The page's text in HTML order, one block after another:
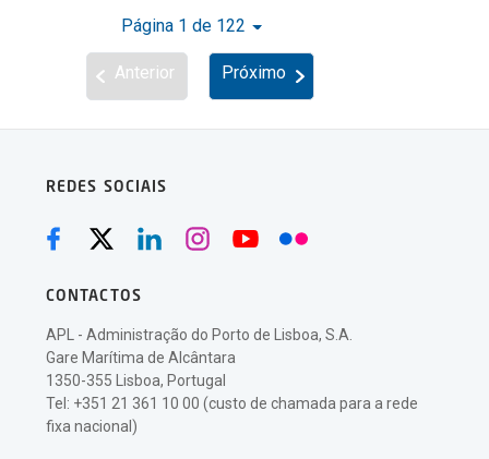
Página 1 de 122
Anterior Próximo
REDES SOCIAIS
CONTACTOS
APL - Administração do Porto de Lisboa, S.A.
Gare Marítima de Alcântara
1350-355 Lisboa, Portugal
Tel: +351 21 361 10 00 (custo de chamada para a rede
fixa nacional)